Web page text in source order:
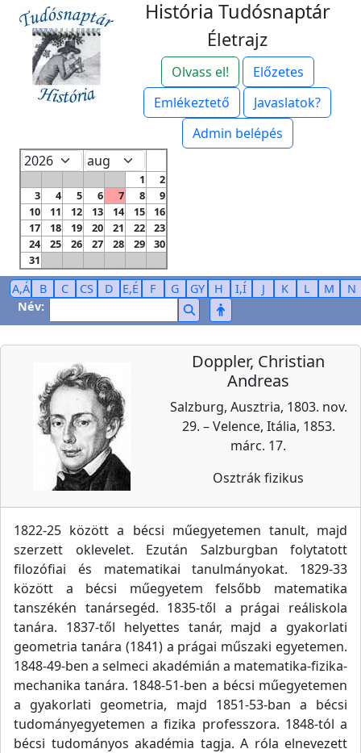
História Tudósnaptár
Életrajz
Olvass el!
Előzetes
Emlékeztető
Javaslatok?
Admin belépés
1
2
3
4 5 6 7 8
9
10
11 12 13 14 15
16
17
18 19 20 21 22
23
24
25 26 27 28 29
30
31
A,Á B C CS D E,É F G GY H I,Í J K L M
N
Név:
Doppler, Christian
Andreas
Salzburg, Ausztria, 1803. nov.
29. – Velence, Itália, 1853.
márc. 17.
Osztrák fizikus
1822-25 között a bécsi műegyetemen tanult, majd
szerzett oklevelet. Ezután Salzburgban folytatott
filozófiai és matematikai tanulmányokat. 1829-33
között a bécsi műegyetem felsőbb matematika
tanszékén tanársegéd. 1835-től a prágai reáliskola
tanára. 1837-től helyettes tanár, majd a gyakorlati
geometria tanára (1841) a prágai műszaki egyetemen.
1848-49-ben a selmeci akadémián a matematika-fizika-
mechanika tanára. 1848-51-ben a bécsi műegyetemen
a gyakorlati geometria, majd 1851-53-ban a bécsi
tudományegyetemen a fizika professzora. 1848-tól a
bécsi tudományos akadémia tagja. A róla elnevezett